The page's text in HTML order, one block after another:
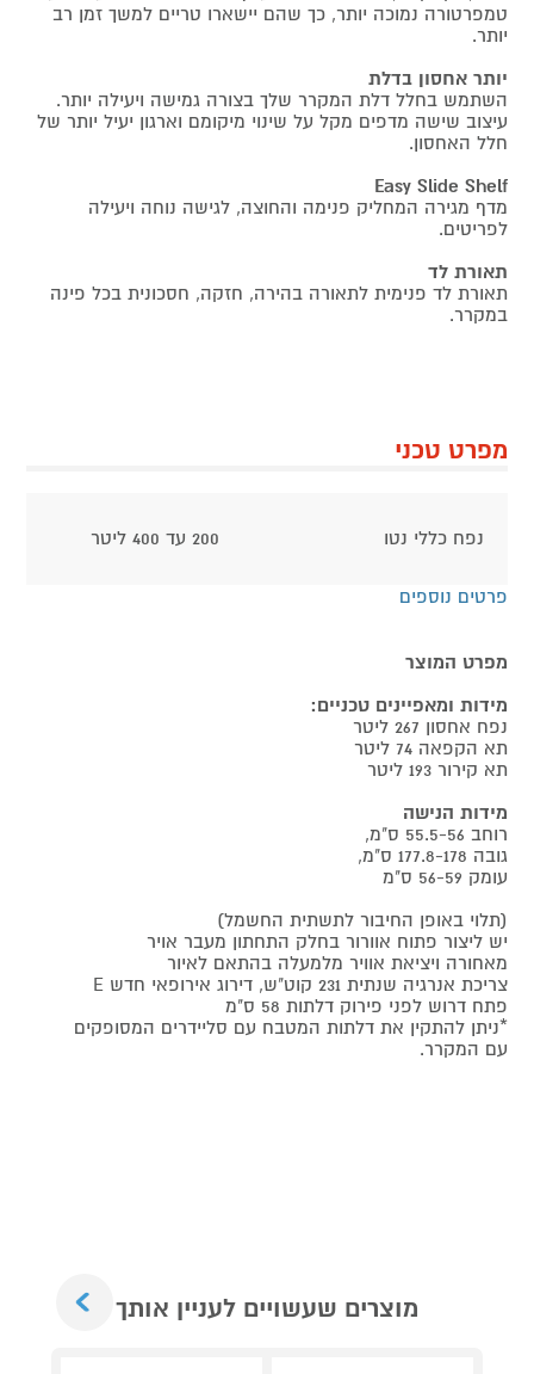
טמפרטורה נמוכה יותר, כך שהם יישארו טריים למשך זמן רב
יותר.
יותר אחסון בדלת
השתמש בחלל דלת המקרר שלך בצורה גמישה ויעילה יותר.
עיצוב שישה מדפים מקל על שינוי מיקומם וארגון יעיל יותר של
חלל האחסון.
Easy Slide Shelf
מדף מגירה המחליק פנימה והחוצה, לגישה נוחה ויעילה
לפריטים.
תאורת לד
תאורת לד פנימית לתאורה בהירה, חזקה, חסכונית בכל פינה
במקרר.
מפרט טכני
נפח כללי נטו 200 עד 400 ליטר
פרטים נוספים
מפרט המוצר
מידות ומאפיינים טכניים:
נפח אחסון 267 ליטר
תא הקפאה 74 ליטר
תא קירור 193 ליטר
מידות הנישה
רוחב 55.5-56 ס"מ,
גובה 177.8-178 ס"מ,
עומק 56-59 ס"מ
(תלוי באופן החיבור לתשתית החשמל)
יש ליצור פתוח אוורור בחלק התחתון מעבר אויר
מאחורה ויציאת אוויר מלמעלה בהתאם לאיור
צריכת אנרגיה שנתית 231 קוט"ש, דירוג אירופאי חדש E
פתח דרוש לפני פירוק דלתות 58 ס"מ
*ניתן להתקין את דלתות המטבח עם סליידרים המסופקים
עם המקרר.
מוצרים שעשויים לעניין אותך